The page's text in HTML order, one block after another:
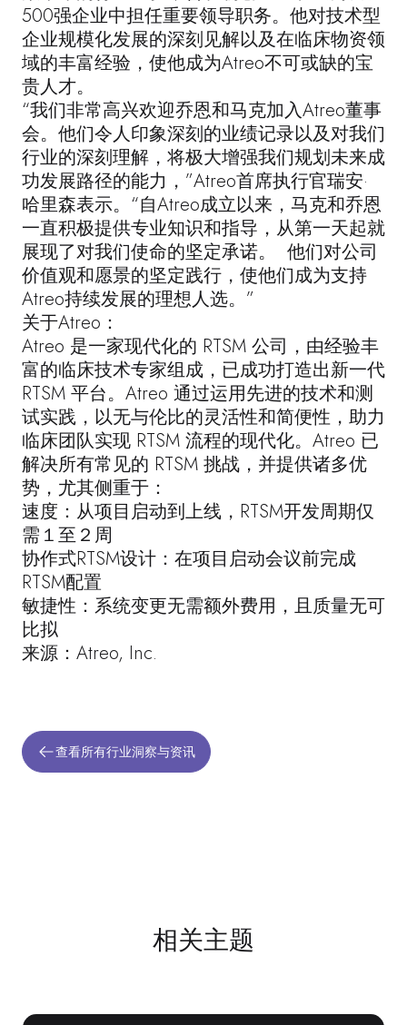
500强企业中担任重要领导职务。他对技术型
企业规模化发展的深刻见解以及在临床物资领
域的丰富经验，使他成为Atreo不可或缺的宝
贵人才。
“我们非常高兴欢迎乔恩和马克加入Atreo董事
会。他们令人印象深刻的业绩记录以及对我们
行业的深刻理解，将极大增强我们规划未来成
功发展路径的能力，”Atreo首席执行官瑞安·
哈里森表示。“自Atreo成立以来，马克和乔恩
一直积极提供专业知识和指导，从第一天起就
展现了对我们使命的坚定承诺。 他们对公司
价值观和愿景的坚定践行，使他们成为支持
Atreo持续发展的理想人选。”
关于Atreo：
Atreo 是一家现代化的 RTSM 公司，由经验丰
富的临床技术专家组成，已成功打造出新一代
RTSM 平台。Atreo 通过运用先进的技术和测
试实践，以无与伦比的灵活性和简便性，助力
临床团队实现 RTSM 流程的现代化。Atreo 已
解决所有常见的 RTSM 挑战，并提供诸多优
势，尤其侧重于：
速度：从项目启动到上线，RTSM开发周期仅
需１至２周
协作式RTSM设计：在项目启动会议前完成
RTSM配置
敏捷性：系统变更无需额外费用，且质量无可
比拟
来源：Atreo, Inc.
查看所有行业洞察与资讯
相关主题